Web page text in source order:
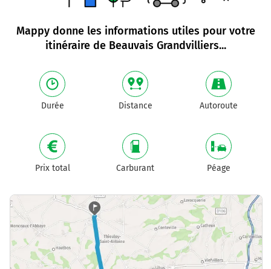
Mappy donne les informations utiles pour votre
itinéraire de Beauvais Grandvilliers...
Durée Distance Autoroute
Prix total Carburant Péage